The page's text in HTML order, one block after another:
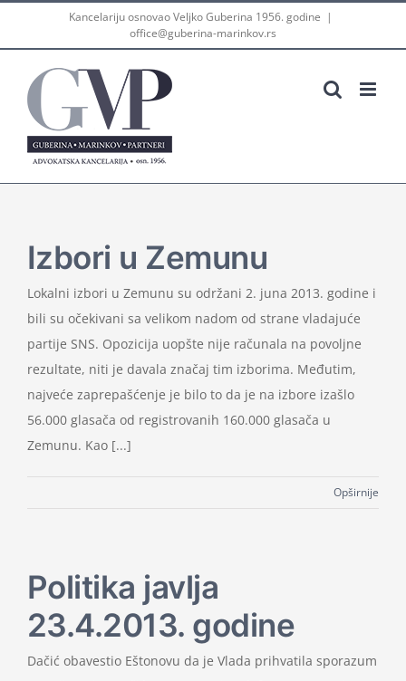
Kancelariju osnovao Veljko Guberina 1956. godine |
office@guberina-marinkov.rs
Izbori u Zemunu
Lokalni izbori u Zemunu su održani 2. juna 2013. godine i
bili su očekivani sa velikom nadom od strane vladajuće
partije SNS. Opozicija uopšte nije računala na povoljne
rezultate, niti je davala značaj tim izborima. Međutim,
najveće zaprepašćenje je bilo to da je na izbore izašlo
56.000 glasača od registrovanih 160.000 glasača u
Zemunu. Kao [...]
Opširnije
Politika javlja
23.4.2013. godine
Dačić obavestio Eštonovu da je Vlada prihvatila sporazum